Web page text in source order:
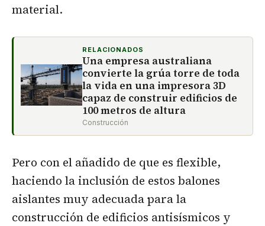
material.
RELACIONADOS
Una empresa australiana
convierte la grúa torre de toda
la vida en una impresora 3D
capaz de construir edificios de
100 metros de altura
Construcción
Pero con el añadido de que es flexible,
haciendo la inclusión de estos balones
aislantes muy adecuada para la
construcción de edificios antisísmicos y